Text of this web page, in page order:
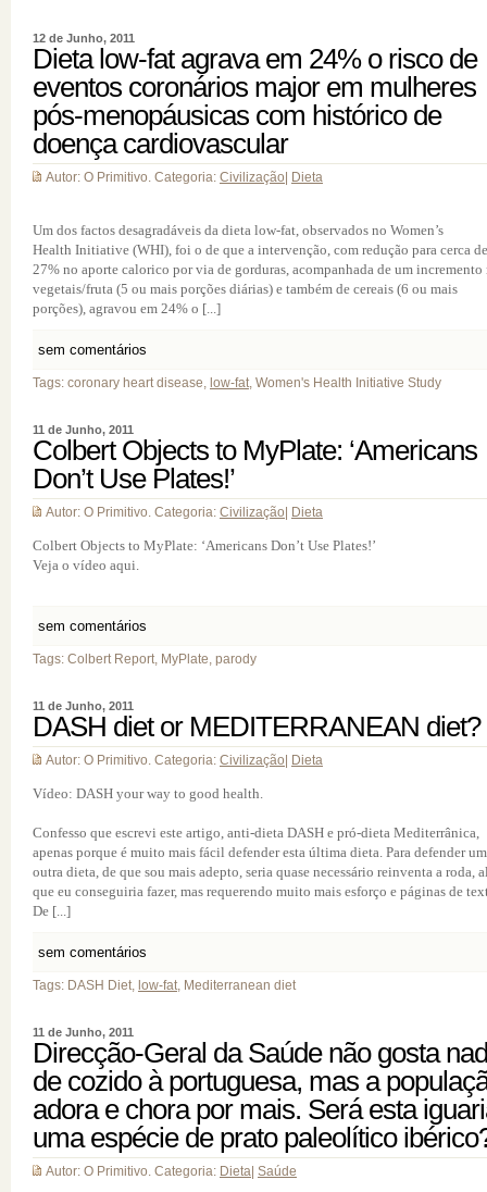
12 de Junho, 2011
Dieta low-fat agrava em 24% o risco de
eventos coronários major em mulheres
pós-menopáusicas com histórico de
doença cardiovascular
Autor: O Primitivo. Categoria: Civilização Dieta
Um dos factos desagradáveis da dieta low-fat, observados no Women’s
Health Initiative (WHI), foi o de que a intervenção, com redução para cerca
27% no aporte calorico por via de gorduras, acompanhada de um incremento
vegetais/fruta (5 ou mais porções diárias) e também de cereais (6 ou mais
porções), agravou em 24% o [...]
sem comentários
Tags: coronary heart disease, low-fat, Women's Health Initiative Study
11 de Junho, 2011
Colbert Objects to MyPlate: ‘Americans
Don’t Use Plates!’
Autor: O Primitivo. Categoria: Civilização Dieta
Colbert Objects to MyPlate: ‘Americans Don’t Use Plates!’
Veja o vídeo aqui.
sem comentários
Tags: Colbert Report, MyPlate, parody
11 de Junho, 2011
DASH diet or MEDITERRANEAN diet?
Autor: O Primitivo. Categoria: Civilização Dieta
Vídeo: DASH your way to good health.
Confesso que escrevi este artigo, anti-dieta DASH e pró-dieta Mediterrânica,
apenas porque é muito mais fácil defender esta última dieta. Para defender
outra dieta, de que sou mais adepto, seria quase necessário reinventa a roda,
que eu conseguiria fazer, mas requerendo muito mais esforço e páginas de
De [...]
sem comentários
Tags: DASH Diet, low-fat, Mediterranean diet
11 de Junho, 2011
Direcção-Geral da Saúde não gosta
de cozido à portuguesa, mas a
adora e chora por mais. Será esta
uma espécie de prato paleolítico
Autor: O Primitivo. Categoria: Dieta Saúde